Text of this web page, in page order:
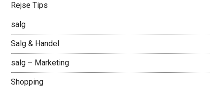
Rejse Tips
salg
Salg & Handel
salg – Marketing
Shopping